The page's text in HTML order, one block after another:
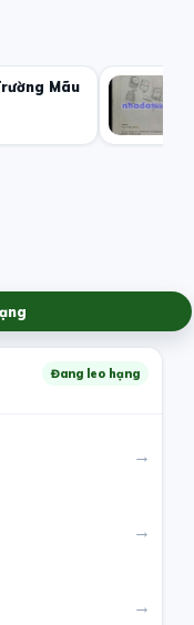
Mãu
Đang leo hạng
→
→
→